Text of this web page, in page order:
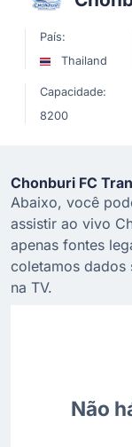
País:
Thailand
Capacidade:
8200
Chonburi FC
Abaixo, você
assistir ao vivo
apenas fontes
coletamos dados
na TV.
Não